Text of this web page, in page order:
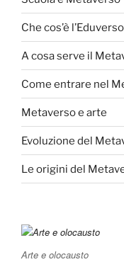
Che cos’è
A cosa serve il
Come entrare nel
Metaverso e arte
Evoluzione del
Le origini del
Arte e olocausto